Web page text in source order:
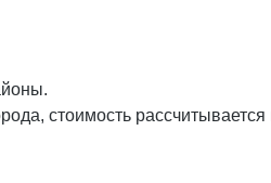
стоимость